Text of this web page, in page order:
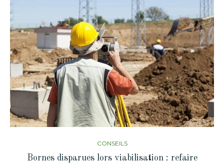
CONSEILS
Bornes disparues lors viabilisation : refaire